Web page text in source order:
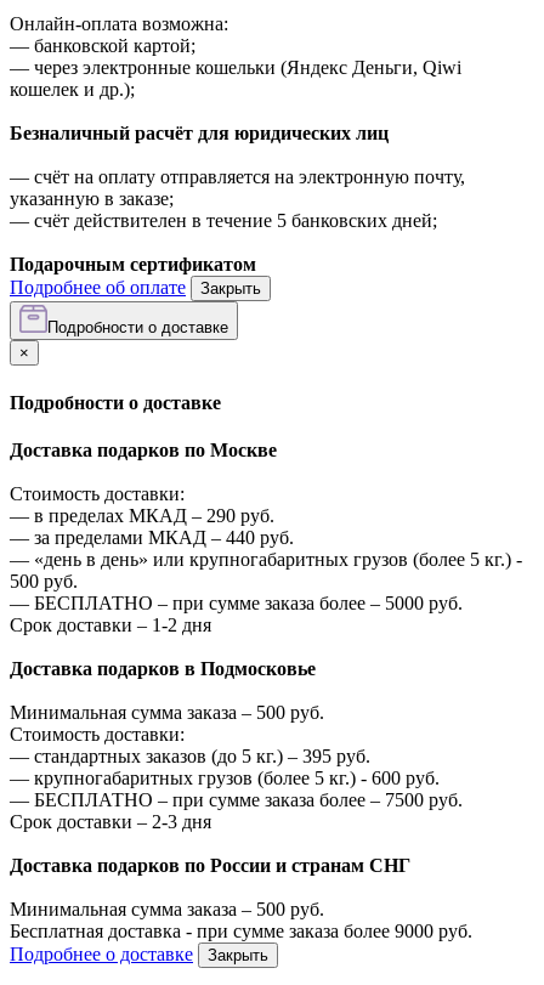
Онлайн-оплата возможна:
— банковской картой;
— через электронные кошельки (Яндекс Деньги, Qiwi
кошелек и др.);
Безналичный расчёт для юридических лиц
— счёт на оплату отправляется на электронную почту,
указанную в заказе;
— счёт действителен в течение 5 банковских дней;
Подарочным сертификатом
Подробнее об оплате
Закрыть
Подробности о доставке
×
Подробности о доставке
Доставка подарков по Москве
Стоимость доставки:
— в пределах МКАД – 290 руб.
— за пределами МКАД – 440 руб.
— «день в день» или крупногабаритных грузов (более 5 кг.) -
500 руб.
— БЕСПЛАТНО – при сумме заказа более – 5000 руб.
Срок доставки – 1-2 дня
Доставка подарков в Подмосковье
Минимальная сумма заказа – 500 руб.
Стоимость доставки:
— стандартных заказов (до 5 кг.) – 395 руб.
— крупногабаритных грузов (более 5 кг.) - 600 руб.
— БЕСПЛАТНО – при сумме заказа более – 7500 руб.
Срок доставки – 2-3 дня
Доставка подарков по России и странам СНГ
Минимальная сумма заказа – 500 руб.
Бесплатная доставка - при сумме заказа более 9000 руб.
Подробнее о доставке
Закрыть